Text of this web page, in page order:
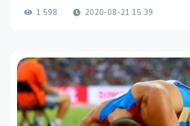
1 598 2020-08-21 15:39